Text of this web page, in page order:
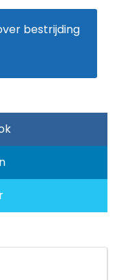
bestrijding